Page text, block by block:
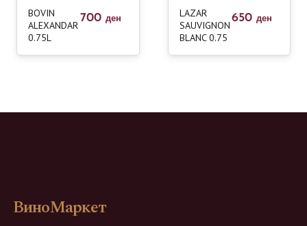
BOVIN
ALEXANDAR
0.75L
700 ден
LAZAR
SAUVIGNON
BLANC 0.75
650 ден
ВиноМаркет